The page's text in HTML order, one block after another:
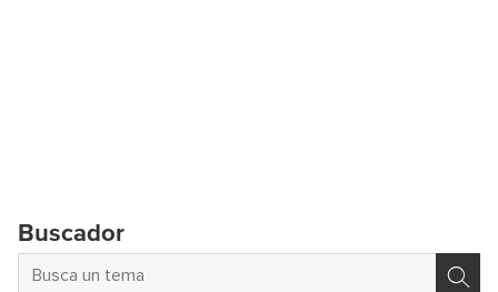
Buscador